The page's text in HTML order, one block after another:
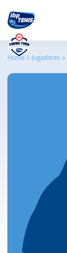
Home> Jugadores >